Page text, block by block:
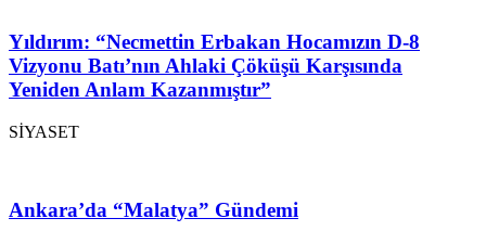
Yıldırım: “Necmettin Erbakan Hocamızın D-8
Vizyonu Batı’nın Ahlaki Çöküşü Karşısında
Yeniden Anlam Kazanmıştır”
SİYASET
Ankara’da “Malatya” Gündemi